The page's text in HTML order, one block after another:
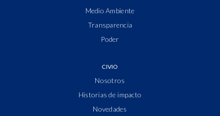
Medio Ambiente
Transparencia
Poder
CIVIO
Nosotros
Historias de impacto
Novedades